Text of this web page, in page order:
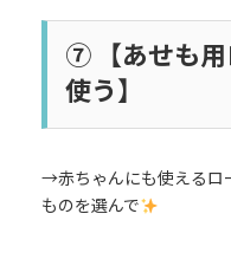
⑦ 【あせも用
使う】
→赤ちゃんにも使えるロ
ものを選んで